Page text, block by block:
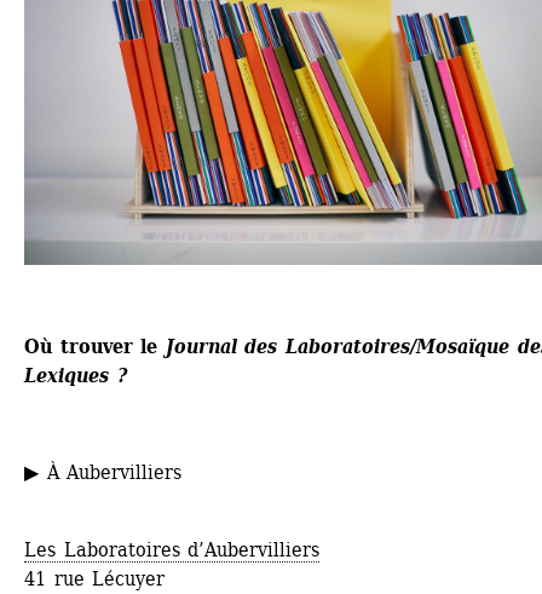
Où trouver le Journal des Laboratoires/Mosaïque
Lexiques ?
▶ À Aubervilliers
Les Laboratoires d’Aubervilliers
41 rue Lécuyer